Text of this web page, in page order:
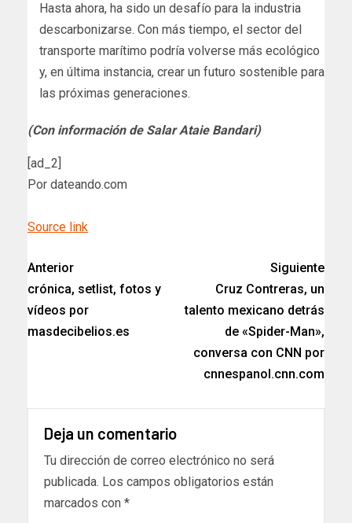
Hasta ahora, ha sido un desafío para la industria
descarbonizarse. Con más tiempo, el sector del
transporte marítimo podría volverse más ecológico
y, en última instancia, crear un futuro sostenible para
las próximas generaciones.
(Con información de Salar Ataie Bandari)
[ad_2]
Por dateando.com
Source link
Anterior
crónica, setlist, fotos y
vídeos por
masdecibelios.es
Siguiente
Cruz Contreras, un
talento mexicano detrás
de «Spider-Man»,
conversa con CNN por
cnnespanol.cnn.com
Deja un comentario
Tu dirección de correo electrónico no será
publicada. Los campos obligatorios están
marcados con *